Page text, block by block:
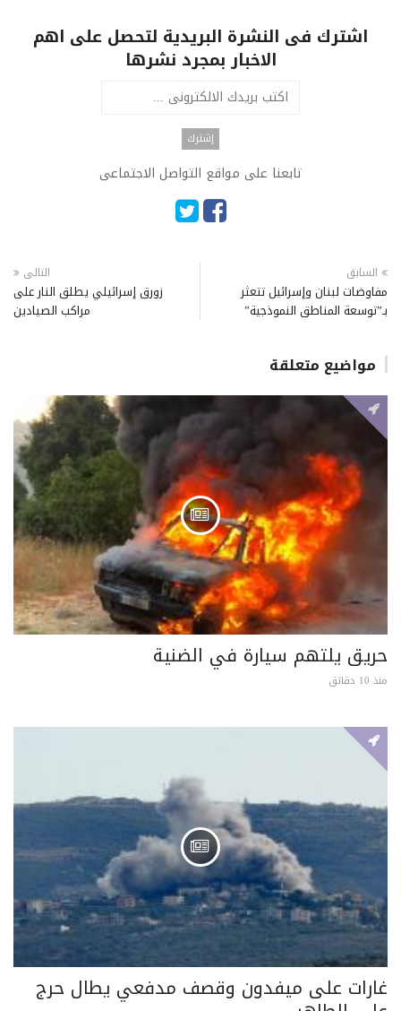
اشترك فى النشرة البريدية لتحصل على اهم
الاخبار بمجرد نشرها
تابعنا على مواقع التواصل الاجتماعى
السابق
مفاوضات لبنان وإسرائيل تتعثر
بـ”توسعة المناطق النموذجية”
التالى
زورق إسرائيلي يطلق النار على
مراكب الصيادين
مواضيع متعلقة
حريق يلتهم سيارة في الضنية
منذ 10 دقائق
غارات على ميفدون وقصف مدفعي يطال حرج